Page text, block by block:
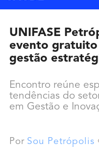
UNIFASE
evento gratuito
gestão
Encontro reúne
tendências do
em Gestão e
Por Sou Petrópolis